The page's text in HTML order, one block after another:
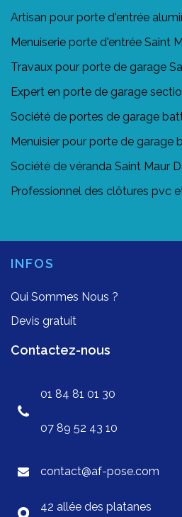
Artisan pour porte d'entrée
Menuiserie porte d'entrée Saint
Travaux pour porte de garage
Expert en porte de garage
Société de portes de garage
Menuisier pour porte de garage
Société de véranda Saint Maur
Professionnel des clôtures pvc
INFOS
Qui Sommes Nous ?
Devis gratuit
Contactez-nous
01 84 81 01 30
07 89 52 43 10
contact@af-pose.com
42 allée des platanes